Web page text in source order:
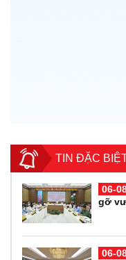
TIN ĐẶC
06-
gỡ
06-